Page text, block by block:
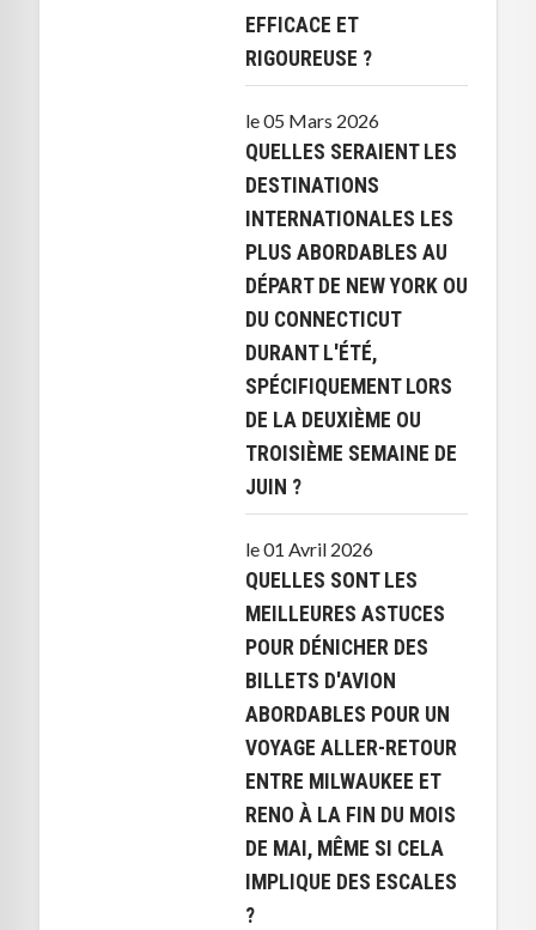
EFFICACE ET
RIGOUREUSE ?
le 05 Mars 2026
QUELLES SERAIENT LES
DESTINATIONS
INTERNATIONALES LES
PLUS ABORDABLES AU
DÉPART DE NEW YORK OU
DU CONNECTICUT
DURANT L'ÉTÉ,
SPÉCIFIQUEMENT LORS
DE LA DEUXIÈME OU
TROISIÈME SEMAINE DE
JUIN ?
le 01 Avril 2026
QUELLES SONT LES
MEILLEURES ASTUCES
POUR DÉNICHER DES
BILLETS D'AVION
ABORDABLES POUR UN
VOYAGE ALLER-RETOUR
ENTRE MILWAUKEE ET
RENO À LA FIN DU MOIS
DE MAI, MÊME SI CELA
IMPLIQUE DES ESCALES
?